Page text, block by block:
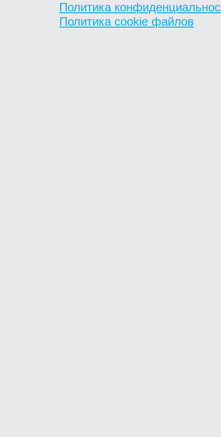
Политика
Политика cookie файлов